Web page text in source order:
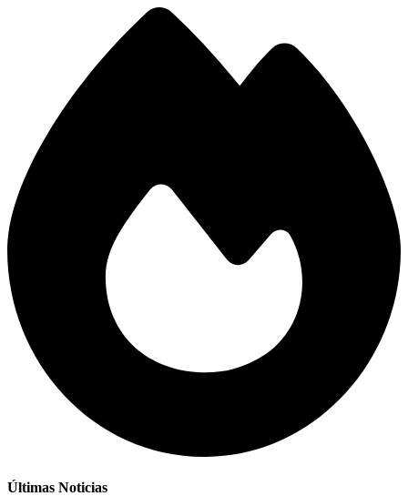
Últimas Noticias